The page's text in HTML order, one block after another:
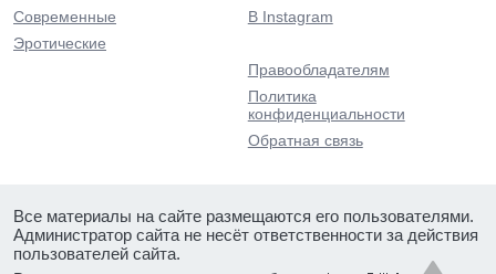
Современные
Эротические
В Instagram
Правообладателям
Политика
конфиденциальности
Обратная связь
Все материалы на сайте размещаются его пользователями.
Администратор сайта не несёт ответственности за действия
пользователей сайта.